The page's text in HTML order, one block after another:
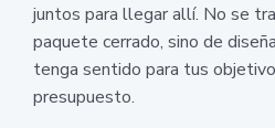
juntos para llegar allí. No se
paquete cerrado, sino de
tenga sentido para tus
presupuesto.